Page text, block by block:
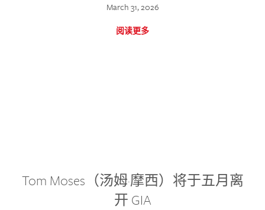
March 31, 2026
阅读更多
Tom Moses（汤姆·摩西）将于五月离
开 GIA